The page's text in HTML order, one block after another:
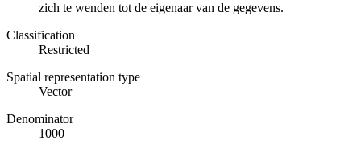
zich te wenden tot de eigenaar van de gegevens.
Classification
Restricted
Spatial representation type
Vector
Denominator
1000